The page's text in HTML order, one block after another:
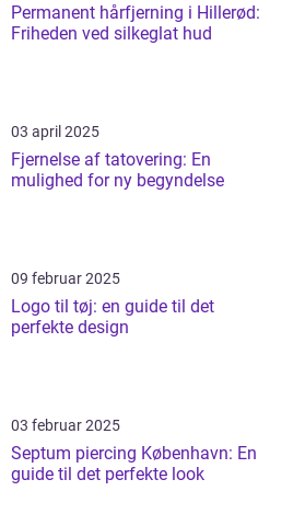
Permanent hårfjerning i Hillerød:
Friheden ved silkeglat hud
03 april 2025
Fjernelse af tatovering: En
mulighed for ny begyndelse
09 februar 2025
Logo til tøj: en guide til det
perfekte design
03 februar 2025
Septum piercing København: En
guide til det perfekte look